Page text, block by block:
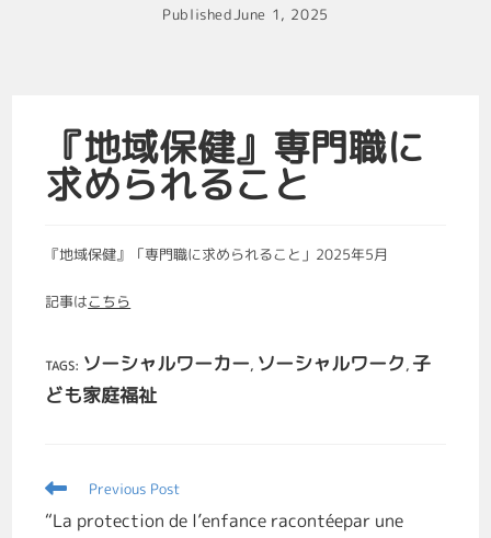
PublishedJune 1, 2025
『地域保健』専門職に
求められること
『地域保健』「専門職に求められること」2025年5月
記事はこちら
TAGS: ソーシャルワーカー, ソーシャルワーク, 子
ども家庭福祉
Previous Post
“La protection de l’enfance racontéepar une